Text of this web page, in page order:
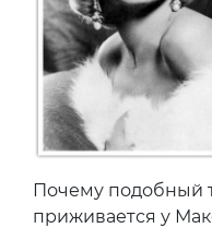
Почему подобный
приживается у